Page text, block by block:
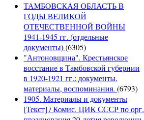
ТАМБОВСКАЯ ОБЛАСТЬ В
ГОДЫ ВЕЛИКОЙ
ОТЕЧЕСТВЕННОЙ ВОЙНЫ
1941-1945 гг. (отдельные
документы)(6305)
"Антоновщина". Крестьянское
восстание в Тамбовской губернии
в 1920-1921 гг.: документы,
материалы, воспоминания. (6793)
1905. Материалы и документы
[Текст] / Комис. ЦИК СССР по орг.